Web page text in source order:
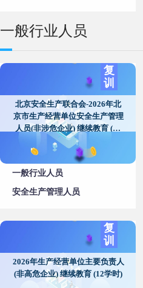
一般行业人员
复
训
北京安全生产联合会-2026年北
京市生产经营单位安全生产管理
人员(非涉危企业) 继续教育 (12
学时)
一般行业人员
安全生产管理人员
复
训
2026年生产经营单位主要负责人
(非高危企业) 继续教育 (12学时)